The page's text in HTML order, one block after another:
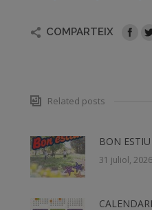
COMPARTEIX
Related posts
BON
31 juliol, 2026